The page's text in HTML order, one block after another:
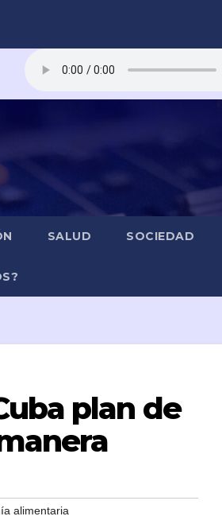
SALUD SOCIEDAD
plan de
alimentaria